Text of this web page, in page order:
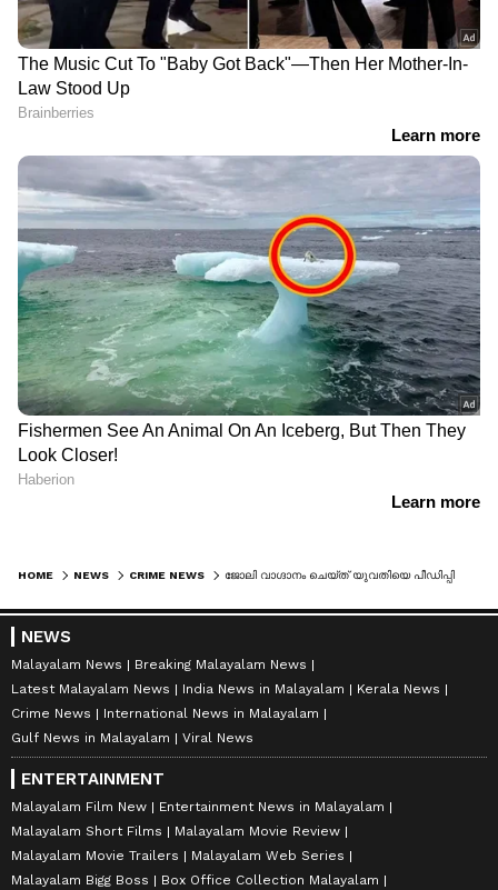
HOME NEWS CRIME NEWS
NEWS
Malayalam News
Breaking Malayalam News
Latest Malayalam News
India News in Malayalam
Kerala News
Crime News
International News in Malayalam
Gulf News in Malayalam
Viral News
ENTERTAINMENT
Malayalam Film New
Entertainment News in Malayalam
Malayalam Short Films
Malayalam Movie Review
Malayalam Movie Trailers
Malayalam Web Series
Malayalam Bigg Boss
Box Office Collection Malayalam